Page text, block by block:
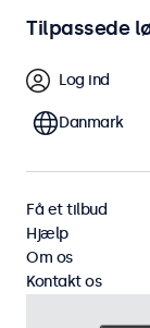
VGA-skærme
kontinuerlig
hvilket gør dem
Filter (23)
VGA
Tilpassede
Log ind
Danmark
Få et tilbud
Hjælp
Om os
Kontakt os